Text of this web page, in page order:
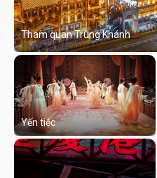
Tham quan Trùng Khánh
Yến tiệc